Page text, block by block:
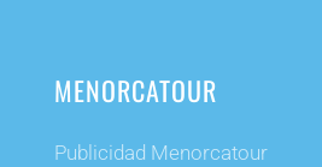
MENORCATOUR
Publicidad Menorcatour